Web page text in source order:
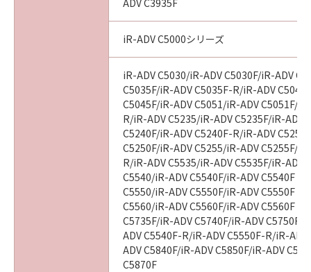
ADV C3935F
iR-ADV C5000シリーズ
iR-ADV C5030/iR-ADV C5030F/iR-ADV
C5035F/iR-ADV C5035F-R/iR-ADV
C5045F/iR-ADV C5051/iR-ADV C5051F/
R/iR-ADV C5235/iR-ADV C5235F/iR-ADV
C5240F/iR-ADV C5240F-R/iR-ADV
C5250F/iR-ADV C5255/iR-ADV C5255F/
R/iR-ADV C5535/iR-ADV C5535F/iR-ADV
C5540/iR-ADV C5540F/iR-ADV C5540F
C5550/iR-ADV C5550F/iR-ADV C5550F
C5560/iR-ADV C5560F/iR-ADV C5560F
C5735F/iR-ADV C5740F/iR-ADV C5750F/
ADV C5540F-R/iR-ADV C5550F-R/iR-
ADV C5840F/iR-ADV C5850F/iR-ADV
C5870F